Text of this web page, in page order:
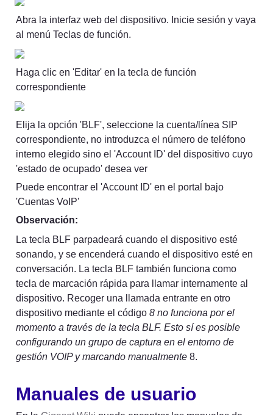
Abra la interfaz web del dispositivo. Inicie sesión y vaya
al menú Teclas de función.
Haga clic en 'Editar' en la tecla de función
correspondiente
Elija la opción 'BLF', seleccione la cuenta/línea SIP
correspondiente, no introduzca el número de teléfono
interno elegido sino el 'Account ID' del dispositivo cuyo
'estado de ocupado' desea ver
Puede encontrar el 'Account ID' en el portal bajo
'Cuentas VoIP'
Observación:
La tecla BLF parpadeará cuando el dispositivo esté
sonando, y se encenderá cuando el dispositivo esté en
conversación. La tecla BLF también funciona como
tecla de marcación rápida para llamar internamente al
dispositivo. Recoger una llamada entrante en otro
dispositivo mediante el código 8 no funciona por el
momento a través de la tecla BLF. Esto sí es posible
configurando un grupo de captura en el entorno de
gestión VOIP y marcando manualmente 8.
Manuales de usuario